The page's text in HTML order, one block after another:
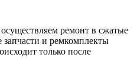
ремонт в сжатые
и ремкомплекты
только после